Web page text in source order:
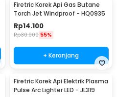
Firetric Korek Api Gas Butane
Torch Jet Windproof - HQ0935
Rp14.100
Rp30.900 55%
+ Keranjang
Firetric Korek Api Elektrik Plasma
Pulse Arc Lighter LED - JL319